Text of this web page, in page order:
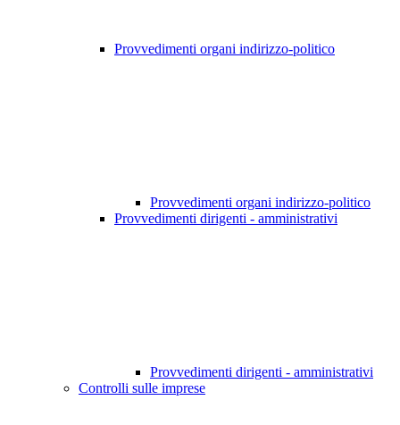
Provvedimenti organi indirizzo-politico
Provvedimenti organi indirizzo-politico
Provvedimenti dirigenti - amministrativi
Provvedimenti dirigenti - amministrativi
Controlli sulle imprese